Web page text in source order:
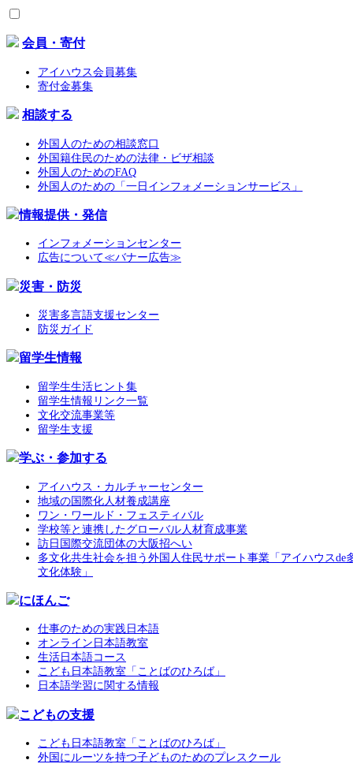
会員・寄付
アイハウス会員募集
寄付金募集
相談する
外国人のための相談窓口
外国籍住民のための法律・ビザ相談
外国人のためのFAQ
外国人のための「一日インフォメーションサービス」
情報提供・発信
インフォメーションセンター
広告について≪バナー広告≫
災害・防災
災害多言語支援センター
防災ガイド
留学生情報
留学生生活ヒント集
留学生情報リンク一覧
文化交流事業等
留学生支援
学ぶ・参加する
アイハウス・カルチャーセンター
地域の国際化人材養成講座
ワン・ワールド・フェスティバル
学校等と連携したグローバル人材育成事業
訪日国際交流団体の大阪招へい
多文化共生社会を担う外国人住民サポート事業「アイハウスde
文化体験」
にほんご
仕事のための実践日本語
オンライン日本語教室
生活日本語コース
こども日本語教室「ことばのひろば」
日本語学習に関する情報
こどもの支援
こども日本語教室「ことばのひろば」
外国にルーツを持つ子どものためのプレスクール